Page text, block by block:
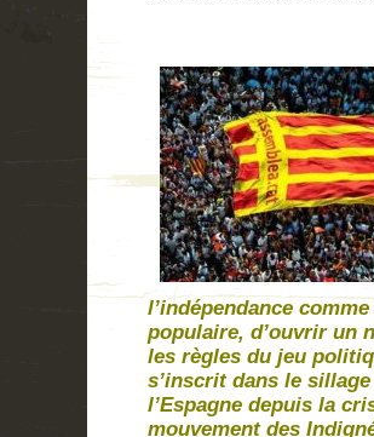
l’indépendance
populaire, d’ouvrir un
les règles du jeu
s’inscrit dans le
l’Espagne depuis la
mouvement des